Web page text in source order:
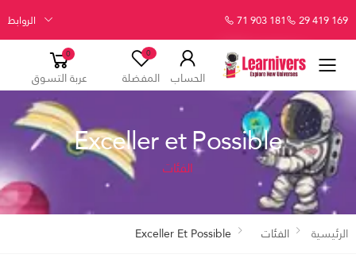
29 419 169
71 903 181 الروابط
الحساب
0
المفضلة
0
عربة التسوق
Exceller et Possible
الفئات
الرئيسية الفئات Exceller Et Possible